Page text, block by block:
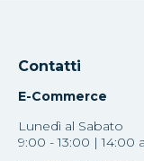
Contatti
E-Commerce
Lunedì al Sabato
9:00 - 13:00 | 14:00